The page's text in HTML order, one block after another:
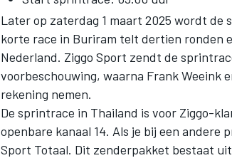
Later op zaterdag 1 maart 2025 wordt de
korte race in Buriram telt dertien ronden
Nederland. Ziggo Sport zendt de
voorbeschouwing, waarna Frank Weeink
rekening nemen.
De sprintrace in Thailand is voor Ziggo-
openbare kanaal 14. Als je bij een andere
Sport Totaal. Dit zenderpakket bestaat